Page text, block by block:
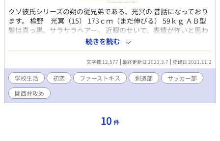
クソ彼氏シリーズの朔の従兄弟である、光冥の 昔話になっており
ます。 楡野 光冥（15） 173ｃｍ（まだ伸びる） 59ｋｇ ＡＢ型
髪は真っ黒、サラサラヘアー。 近眼のせいで、表情が怖いと思わ
れがち。 椚 雪緒 164ｃｍ 56ｋｇ 薄茶色の髪のせいで、頭髪検
査によく 引っ掛かる。（書類は提出してあるのに） 瞳は焦げ茶
色。 光冥の事が好きで仕方ない様子。
続きを読む
文字数 12,577 最終更新日 2023.3.7 登録日 2021.11.2
学校生活 初恋 ファーストキス 剣道部
サッカー部
関西弁攻め
10 件